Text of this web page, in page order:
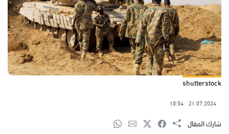
shutterstock
21.07.2024
10:54
شارك المقال